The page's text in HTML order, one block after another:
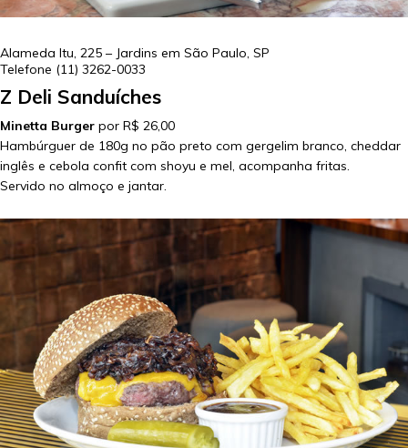
Alameda Itu, 225 – Jardins em São Paulo, SP
Telefone (11) 3262-0033
Z Deli Sanduíches
Minetta Burger por R$ 26,00
Hambúrguer de 180g no pão preto com gergelim branco, cheddar
inglês e cebola confit com shoyu e mel, acompanha fritas.
Servido no almoço e jantar.